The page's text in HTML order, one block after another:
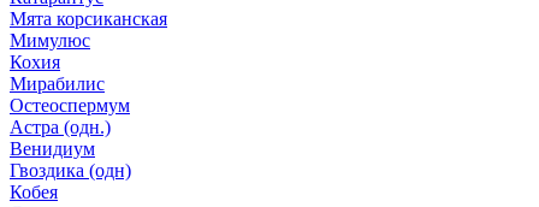
Мята корсиканская
Мимулюс
Кохия
Мирабилис
Остеоспермум
Астра (одн.)
Венидиум
Гвоздика (одн)
Кобея